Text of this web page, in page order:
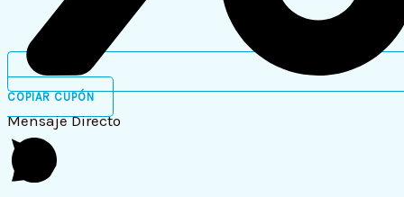
COPIAR CUPÓN
Mensaje Directo